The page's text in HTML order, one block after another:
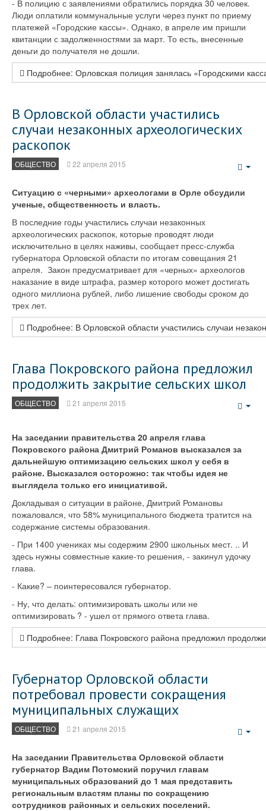
- В полицию с заявлениями обратились порядка 30 человек.
Люди оплатили коммунальные услуги через пункт по приему
платежей «Городские кассы». Однако, в апреле им пришли
квитанции с задолженностями за март. То есть, внесенные
деньги до получателя не дошли.
Подробнее: Орловская полиция занялась «Городскими
В Орловской области участились
случаи незаконных археологических
раскопок
ОБЩЕСТВО 22 апреля 2015
Ситуацию с «черными» археологами в Орле обсудили
ученые, общественность и власть.
В последние годы участились случаи незаконных
археологических раскопок, которые проводят люди
исключительно в целях наживы, сообщает пресс-служба
губернатора Орловской области по итогам совещания 21
апреля. Закон предусматривает для «черных» археологов
наказание в виде штрафа, размер которого может достигать
одного миллиона рублей, либо лишение свободы сроком до
трех лет.
Подробнее: В Орловской области участились случаи
Глава Покровского района предложил
продолжить закрытие сельских школ
ОБЩЕСТВО 21 апреля 2015
На заседании правительства 20 апреля глава
Покровского района Дмитрий Романов высказался за
дальнейшую оптимизацию сельских школ у себя в
районе. Высказался осторожно: так чтобы идея не
выглядела только его инициативой.
Докладывая о ситуации в районе, Дмитрий Романовы
пожаловался, что 58% муниципального бюджета тратится на
содержание системы образования.
- При 1400 учениках мы содержим 2900 школьных мест. .. И
здесь нужны совместные какие-то решения, - закинул удочку
глава.
- Какие? – поинтересовался губернатор.
- Ну, что делать: оптимизировать школы или не
оптимизировать ? - ушел от прямого ответа глава.
Подробнее: Глава Покровского района предложил
Губернатор Орловской области
потребовал провести сокращения
муниципальных служащих
ОБЩЕСТВО 21 апреля 2015
На заседании Правительства Орловской области
губернатор Вадим Потомский поручил главам
муниципальных образований до 1 мая представить
региональным властям планы по сокращению
сотрудников районных и сельских поселений.